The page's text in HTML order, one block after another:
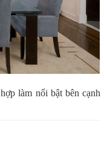
làm nổi bật bên cạnh